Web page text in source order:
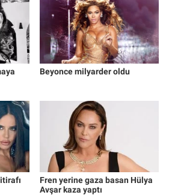
Beyonce milyarder oldu
Fren yerine gaza basan Hülya
Avşar kaza yaptı